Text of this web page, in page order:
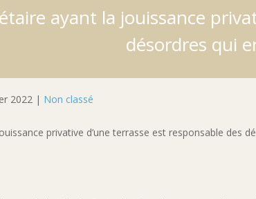
ayant la jouissance
désordres qui
2022 | Non classé
privative d’une terrasse est responsable des